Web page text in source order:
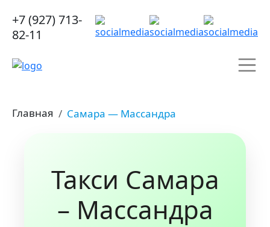
+7 (927) 713-
82-11
Главная Самара — Массандра
Такси Самара
– Массандра